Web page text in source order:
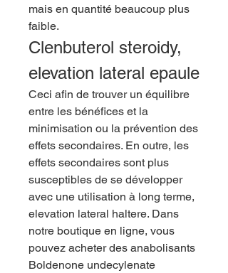
mais en quantité beaucoup plus
faible.
Clenbuterol steroidy,
elevation lateral epaule
Ceci afin de trouver un équilibre
entre les bénéfices et la
minimisation ou la prévention des
effets secondaires. En outre, les
effets secondaires sont plus
susceptibles de se développer
avec une utilisation à long terme,
elevation lateral haltere. Dans
notre boutique en ligne, vous
pouvez acheter des anabolisants
Boldenone undecylenate